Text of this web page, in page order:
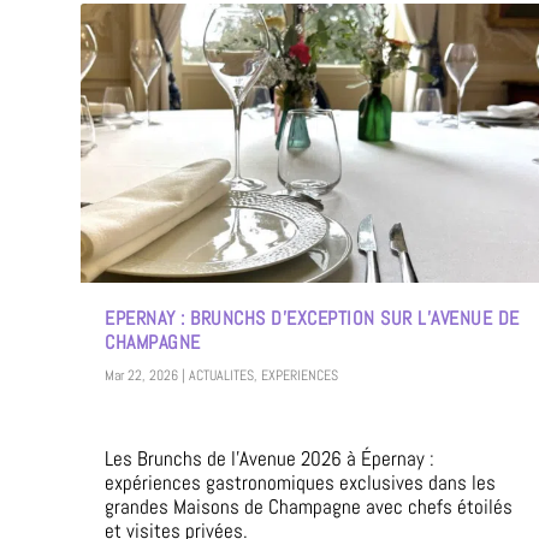
EPERNAY : BRUNCHS D’EXCEPTION SUR L’AVENUE DE
CHAMPAGNE
Mar 22, 2026 |ACTUALITES, EXPERIENCES
Les Brunchs de l’Avenue 2026 à Épernay :
expériences gastronomiques exclusives dans les
grandes Maisons de Champagne avec chefs étoilés
et visites privées.